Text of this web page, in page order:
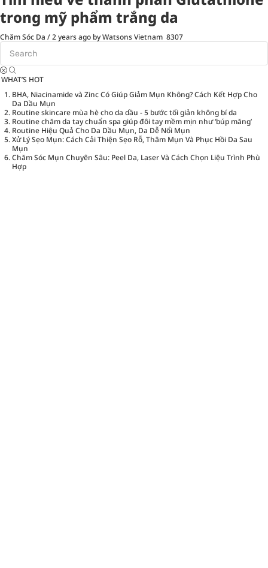
trong mỹ phẩm trắng da
Chăm Sóc Da /2 years ago by Watsons Vietnam 8307
WHAT’S HOT
BHA, Niacinamide và Zinc Có Giúp Giảm Mụn Không? Cách Kết Hợp Cho
Da Dầu Mụn
Routine skincare mùa hè cho da dầu - 5 bước tối giản không bí da
Routine chăm da tay chuẩn spa giúp đôi tay mềm mịn như ‘búp măng’
Routine Hiệu Quả Cho Da Dầu Mụn, Da Dễ Nổi Mụn
Xử Lý Sẹo Mụn: Cách Cải Thiện Sẹo Rỗ, Thâm Mụn Và Phục Hồi Da Sau
Mụn
Chăm Sóc Mụn Chuyên Sâu: Peel Da, Laser Và Cách Chọn Liệu Trình Phù
Hợp